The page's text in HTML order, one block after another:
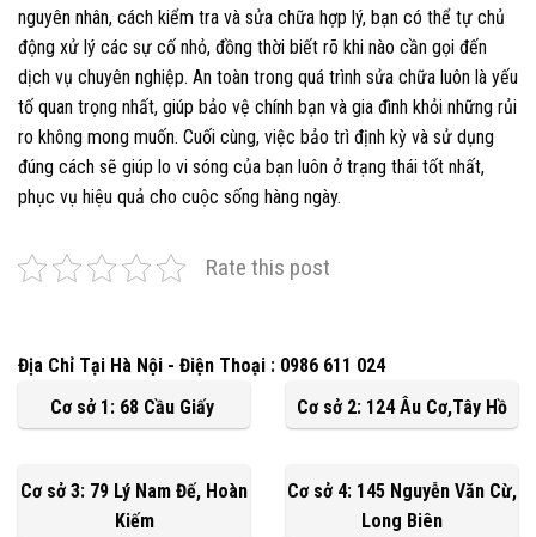
nguyên nhân, cách kiểm tra và sửa chữa hợp lý, bạn có thể tự chủ
động xử lý các sự cố nhỏ, đồng thời biết rõ khi nào cần gọi đến
dịch vụ chuyên nghiệp. An toàn trong quá trình sửa chữa luôn là yếu
tố quan trọng nhất, giúp bảo vệ chính bạn và gia đình khỏi những rủi
ro không mong muốn. Cuối cùng, việc bảo trì định kỳ và sử dụng
đúng cách sẽ giúp lo vi sóng của bạn luôn ở trạng thái tốt nhất,
phục vụ hiệu quả cho cuộc sống hàng ngày.
Rate this post
Địa Chỉ Tại Hà Nội - Điện Thoại : 0986 611 024
Cơ sở 1: 68 Cầu Giấy
Cơ sở 2: 124 Âu Cơ,Tây Hồ
Cơ sở 3: 79 Lý Nam Đế, Hoàn
Kiếm
Cơ sở 4: 145 Nguyễn Văn Cừ,
Long Biên